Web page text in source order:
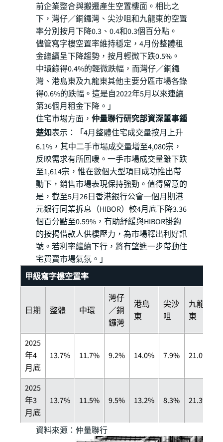
前企業整合與搬遷產生空置樓面。相比之
下，灣仔／銅鑼灣、尖沙咀和九龍東的空置
率分別按月下降0.3、0.4和0.3個百分點。
儘管寫字樓空置率維持穩定，4月份整體租
金繼續呈下降趨勢，按月輕微下跌0.5%。
中環錄得0.4%的輕微跌幅，而灣仔／銅鑼
灣、港島東及九龍東其他主要分區市場各錄
得0.6%的跌幅。這是自2022年5月以來連續
第36個月租金下降。」
住宅市場方面， 仲量聯行研究部資深董事鍾
楚如表示：「4月整體住宅成交量按月上升
6.1%，其中二手市場成交量增至4,080宗，
反映需求有所回暖。一手市場成交量雖下跌
至1,614宗，惟在數個大型項目成功推出帶
動下，銷售市場表現保持強勁。值得留意的
是，截至5月26日香港銀行公會一個月期港
元銀行同業拆息（HIBOR）較4月底下降3.36
個百分點至0.59%，有助紓緩與HIBOR掛鈎
的按揭借款人供樓壓力，為市場釋出利好訊
號。若利率繼續下行，將有望進一步帶動住
宅買賣市場氣氛。」
甲級寫字樓空置率
日期 整體 中環
灣仔
／銅
鑼灣
港島
東
尖沙
咀
九龍
東
2025
年4
月底
13.7% 11.7% 9.2% 14.0% 7.9% 21.0%
2025
年3
月底
13.7% 11.5% 9.5% 13.2% 8.3% 21.3%
資料來源：仲量聯行